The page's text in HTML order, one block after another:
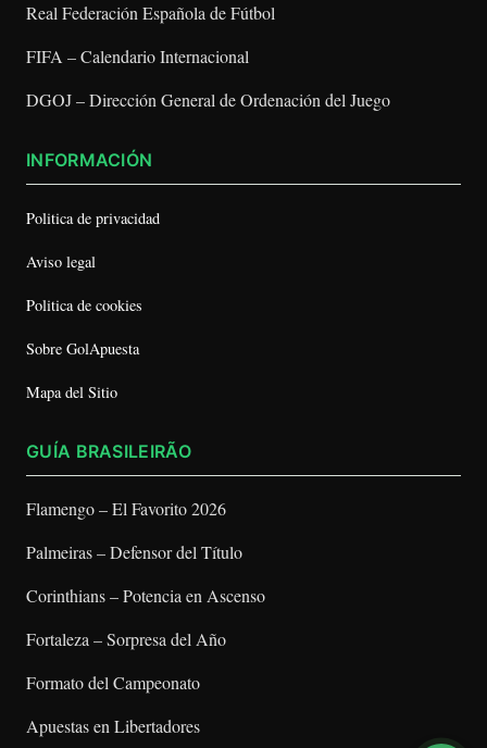
Real Federación Española de Fútbol
FIFA – Calendario Internacional
DGOJ – Dirección General de Ordenación del Juego
INFORMACIÓN
Politica de privacidad
Aviso legal
Politica de cookies
Sobre GolApuesta
Mapa del Sitio
GUÍA BRASILEIRÃO
Flamengo – El Favorito 2026
Palmeiras – Defensor del Título
Corinthians – Potencia en Ascenso
Fortaleza – Sorpresa del Año
Formato del Campeonato
Apuestas en Libertadores